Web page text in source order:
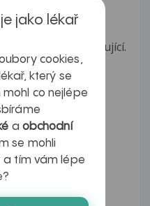
dvojího...
zeptat na následující.
týdny po
žlučníku....
mne trochu
žebry,...
jako lékař
cookies,
který se
co nejlépe
a obchodní
se mohli
a tím vám lépe